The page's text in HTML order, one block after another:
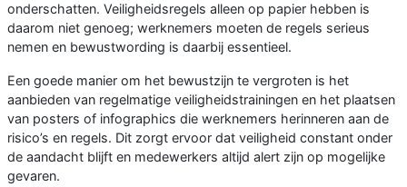
onderschatten. Veiligheidsregels alleen op papier hebben is
daarom niet genoeg; werknemers moeten de regels serieus
nemen en bewustwording is daarbij essentieel.
Een goede manier om het bewustzijn te vergroten is het
aanbieden van regelmatige veiligheidstrainingen en het plaatsen
van posters of infographics die werknemers herinneren aan de
risico’s en regels. Dit zorgt ervoor dat veiligheid constant onder
de aandacht blijft en medewerkers altijd alert zijn op mogelijke
gevaren.